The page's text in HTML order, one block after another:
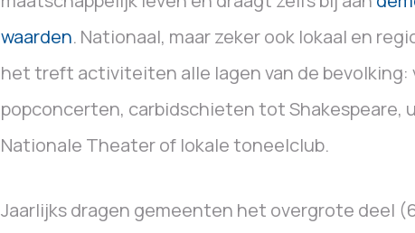
waarden. Nationaal, maar zeker ook lokaal en
het treft activiteiten alle lagen van de bevolking:
popconcerten, carbidschieten tot Shakespeare,
Nationale Theater of lokale toneelclub.
Jaarlijks dragen gemeenten het overgrote deel